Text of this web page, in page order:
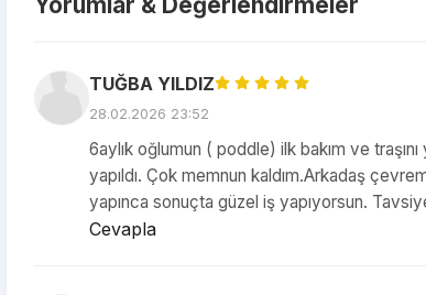
TUĞBA YILDIZ
28.02.2026 23:52
6aylık oğlumun ( poddle) ilk bakım ve
yapıldı. Çok memnun kaldım.Arkadaş
yapınca sonuçta güzel iş yapıyorsun.
Cevapla